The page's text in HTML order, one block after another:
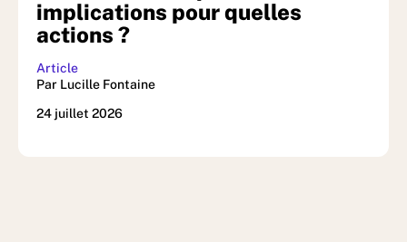
implications pour quelles
actions ?
Article
Par Lucille Fontaine
24 juillet 2026